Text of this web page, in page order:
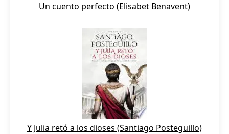
Un cuento perfecto (Elisabet Benavent)
Y Julia retó a los dioses (Santiago Posteguillo)